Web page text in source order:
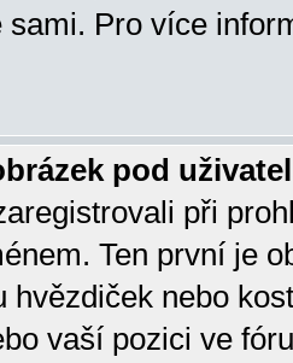
sami. Pro více
pod
při
Ten první je
hvězdiček nebo
vaší pozici ve